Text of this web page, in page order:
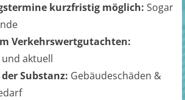
kurzfristig möglich: Sogar
Verkehrswertgutachten:
aktuell
Substanz: Gebäudeschäden &